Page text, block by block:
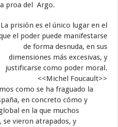
proa del Argo.
La prisión es el único lugar en el
el poder puede manifestarse
de forma desnuda, en sus
dimensiones más excesivas, y
justificarse como poder moral.
<<Michel Foucault>>
como se ha fraguado la
en concreto cómo y
en la que muchos
se vieron atrapados, y